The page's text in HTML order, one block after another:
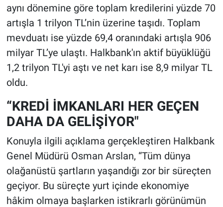
aynı dönemine göre toplam kredilerini yüzde 70
artışla 1 trilyon TL’nin üzerine taşıdı. Toplam
mevduatı ise yüzde 69,4 oranındaki artışla 906
milyar TL’ye ulaştı. Halkbank'ın aktif büyüklüğü
1,2 trilyon TL'yi aştı ve net karı ise 8,9 milyar TL
oldu.
“KREDİ İMKANLARI HER GEÇEN
DAHA DA GELİŞİYOR"
Konuyla ilgili açıklama gerçekleştiren Halkbank
Genel Müdürü Osman Arslan, “Tüm dünya
olağanüstü şartların yaşandığı zor bir süreçten
geçiyor. Bu süreçte yurt içinde ekonomiye
hâkim olmaya başlarken istikrarlı görünümün